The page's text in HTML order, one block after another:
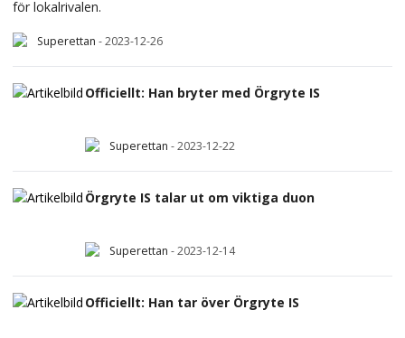
för lokalrivalen.
Superettan -2023-12-26
Officiellt: Han bryter med Örgryte IS
Superettan -2023-12-22
Örgryte IS talar ut om viktiga duon
Superettan -2023-12-14
Officiellt: Han tar över Örgryte IS